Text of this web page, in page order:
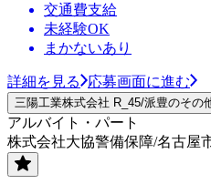
交通費支給
未経験OK
まかないあり
詳細を見る 応募画面に進む
三陽工業株式会社 R_45/派豊のその
アルバイト・パート
株式会社大協警備保障/名古屋